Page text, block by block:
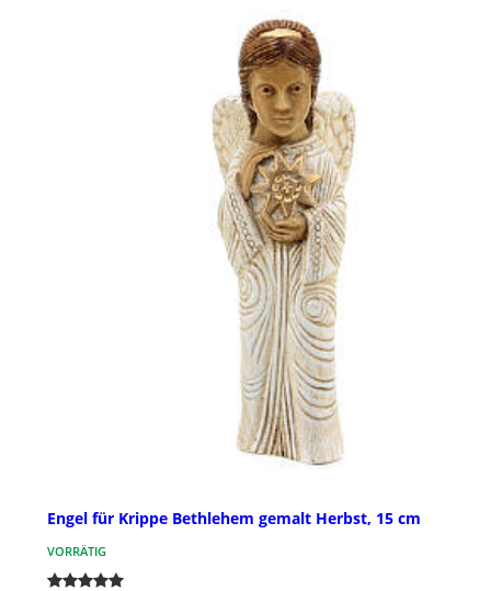
Engel für Krippe Bethlehem gemalt Herbst, 15 cm
VORRÄTIG